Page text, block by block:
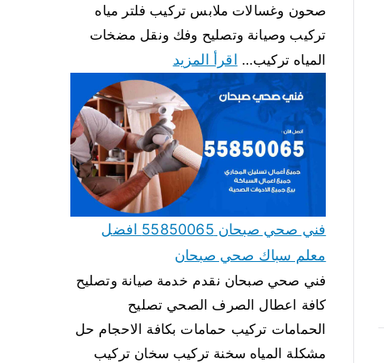
صحون وغسالات ملابس تركيب فلتر مياه
تركيب وصيانة وتصليح وفك ونقل مضخات
المياه تركيب… اقرأ المزيد
فني صحي صبحان 55850065 افضل
معلم سباك صحي صبحان
فني صحي صبحان نقدم خدمة صيانة وتصليح
كافة اعطال الصرف الصحي تصليح
الحمامات تركيب حمامات بكافة الاحجام حل
مشكلة المياه سخنة تركيب سخان تركيب